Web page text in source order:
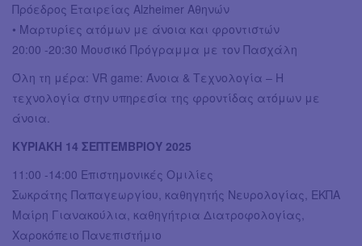
Πρόεδρος Εταιρείας Alzheimer Αθηνών
• Μαρτυρίες ατόμων με άνοια και φροντιστών
20:00 -20:30 Μουσικό Πρόγραμμα με τον Πασχάλη
Όλη τη μέρα: VR game: Άνοια & Τεχνολογία – Η
τεχνολογία στην υπηρεσία της φροντίδας ατόμων με
άνοια.
ΚΥΡΙΑΚΗ 14 ΣΕΠΤΕΜΒΡΙΟΥ 2025
11:00 -14:00 Eπιστημονικές Ομιλίες
Σωκράτης Παπαγεωργίου, καθηγητής Νευρολογίας, ΕΚΠΑ
Μαίρη Γιανακούλια, καθηγήτρια Διατροφολογίας,
Χαροκόπειο Πανεπιστήμιο